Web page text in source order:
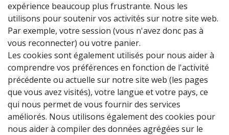
expérience beaucoup plus frustrante. Nous les
utilisons pour soutenir vos activités sur notre site web.
Par exemple, votre session (vous n'avez donc pas à
vous reconnecter) ou votre panier.
Les cookies sont également utilisés pour nous aider à
comprendre vos préférences en fonction de l'activité
précédente ou actuelle sur notre site web (les pages
que vous avez visités), votre langue et votre pays, ce
qui nous permet de vous fournir des services
améliorés. Nous utilisons également des cookies pour
nous aider à compiler des données agrégées sur le